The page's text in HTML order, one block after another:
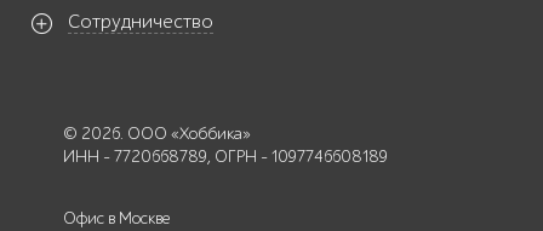
Сотрудничество
© 2026. ООО «Хоббика»
ИНН - 7720668789, ОГРН - 1097746608189
Офис в Москве